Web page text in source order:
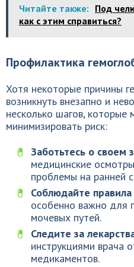
Читайте также: Под
как с этим справиться?
Профилактика
Хотя некоторые причины
возникнуть внезапно и
несколько шагов, которые
минимизировать риск:
Заботьтесь о своем
медицинские
проблемы на ранней
Соблюдайте
особенно важно для
мочевых путей.
Следите за
инструкциями врача
медикаментов.